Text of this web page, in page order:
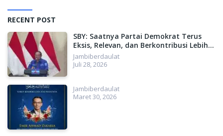
RECENT POST
SBY: Saatnya Partai Demokrat Terus
Eksis, Relevan, dan Berkontribusi Lebih
Besar untuk Indonesia
Jambiberdaulat
Juli 28, 2026
Jambiberdaulat
Maret 30, 2026